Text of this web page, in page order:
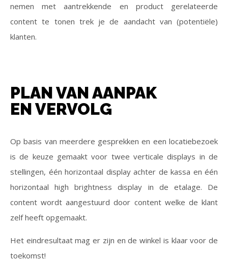
nemen met aantrekkende en product gerelateerde
content te tonen trek je de aandacht van (potentiële)
klanten.
PLAN VAN AANPAK
EN VERVOLG
Op basis van meerdere gesprekken en een locatiebezoek
is de keuze gemaakt voor twee verticale displays in de
stellingen, één horizontaal display achter de kassa en één
horizontaal high brightness display in de etalage. De
content wordt aangestuurd door content welke de klant
zelf heeft opgemaakt.
Het eindresultaat mag er zijn en de winkel is klaar voor de
toekomst!